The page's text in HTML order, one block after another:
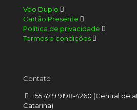
Voo Duplo
Cartão Presente
Política de privacidade
Termos e condições
Contato
+55 47 9 9198-4260 (Central de
Catarina)